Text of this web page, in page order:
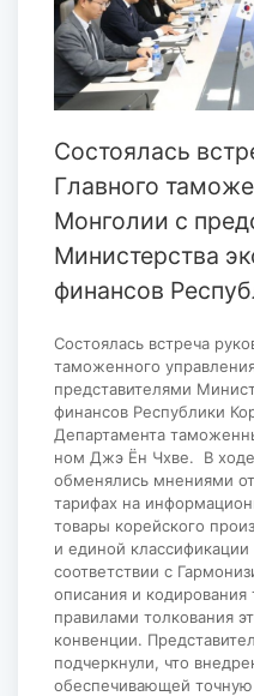
Состоялась
Главного
Монголии с
Министерства
финансов
Состоялась встреча
таможенного
представителями
финансов Республики
Департамента
ном Джэ Ён Чхве. В
обменялись мнениями
тарифах на
товары корейского
и единой
соответствии с
описания и
правилами толкования
конвенции.
подчеркнули, что
обеспечивающей